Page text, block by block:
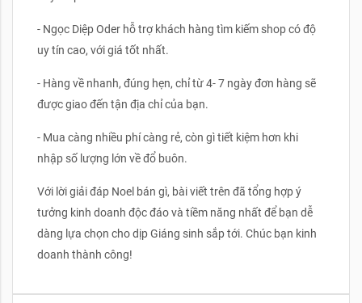
- Ngọc Diệp Oder hỗ trợ khách hàng tìm kiếm shop có độ
uy tín cao, với giá tốt nhất.
- Hàng về nhanh, đúng hẹn, chỉ từ 4- 7 ngày đơn hàng sẽ
được giao đến tận địa chỉ của bạn.
- Mua càng nhiều phí càng rẻ, còn gì tiết kiệm hơn khi
nhập số lượng lớn về đổ buôn.
Với lời giải đáp Noel bán gì, bài viết trên đã tổng hợp ý
tưởng kinh doanh độc đáo và tiềm năng nhất để bạn dễ
dàng lựa chọn cho dịp Giáng sinh sắp tới. Chúc bạn kinh
doanh thành công!